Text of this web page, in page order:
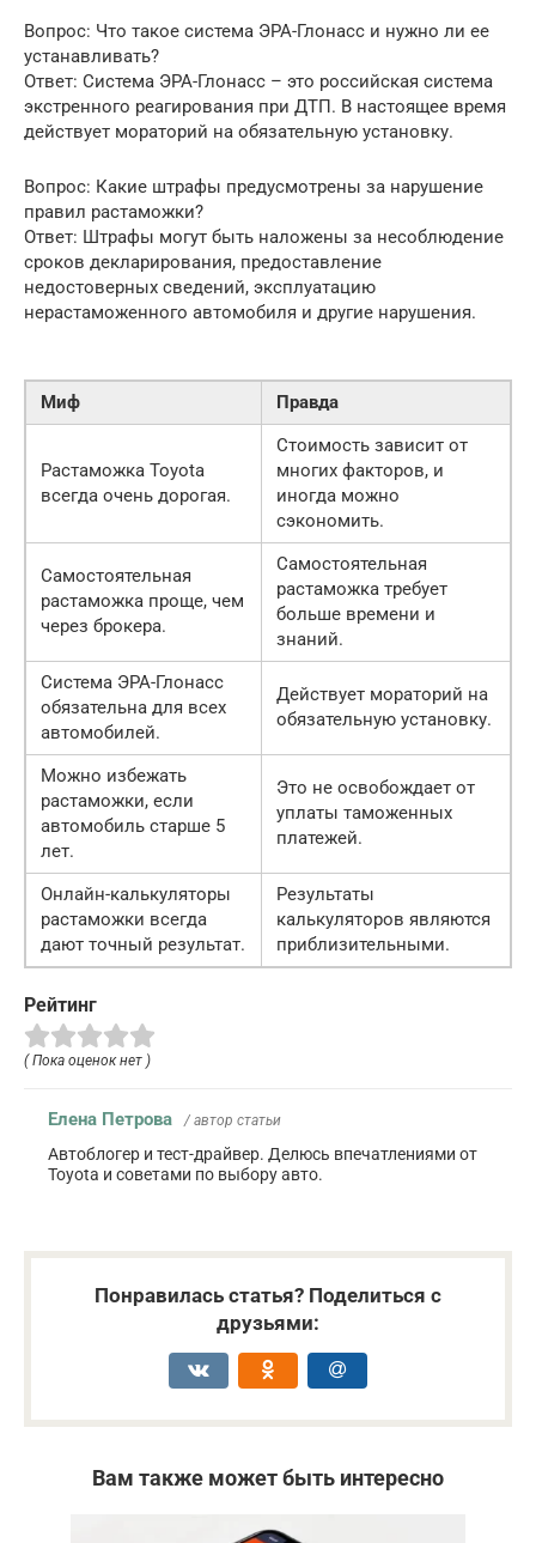
Вопрос: Что такое система ЭРА-Глонасс и нужно ли ее
устанавливать?
Ответ: Система ЭРА-Глонасс – это российская система
экстренного реагирования при ДТП. В настоящее время
действует мораторий на обязательную установку.
Вопрос: Какие штрафы предусмотрены за нарушение
правил растаможки?
Ответ: Штрафы могут быть наложены за несоблюдение
сроков декларирования, предоставление
недостоверных сведений, эксплуатацию
нерастаможенного автомобиля и другие нарушения.
Миф Правда
Растаможка Toyota
всегда очень дорогая.
Стоимость зависит от
многих факторов, и
иногда можно
сэкономить.
Самостоятельная
растаможка проще, чем
через брокера.
Самостоятельная
растаможка требует
больше времени и
знаний.
Система ЭРА-Глонасс
обязательна для всех
автомобилей.
Действует мораторий на
обязательную установку.
Можно избежать
растаможки, если
автомобиль старше 5
лет.
Это не освобождает от
уплаты таможенных
платежей.
Онлайн-калькуляторы
растаможки всегда
дают точный результат.
Результаты
калькуляторов являются
приблизительными.
Рейтинг
( Пока оценок нет )
Елена Петрова / автор статьи
Автоблогер и тест-драйвер. Делюсь впечатлениями от
Toyota и советами по выбору авто.
Понравилась статья? Поделиться с
друзьями:
Вам также может быть интересно